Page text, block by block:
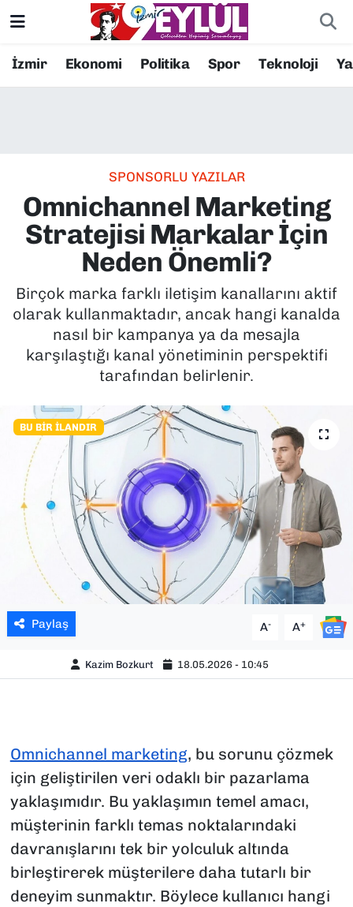
İzmir Ekonomi Politika Spor Teknoloji
SPONSORLU YAZILAR
Omnichannel Marketing
Stratejisi Markalar İçin
Neden Önemli?
Birçok marka farklı iletişim kanallarını aktif
olarak kullanmaktadır, ancak hangi kanalda
nasıl bir kampanya ya da mesajla
karşılaştığı kanal yönetiminin perspektifi
tarafından belirlenir.
BU BIR İLANDIR
Paylaş A- A+
Kazim Bozkurt 18.05.2026 - 10:45
Omnichannel marketing, bu sorunu çözmek
için geliştirilen veri odaklı bir pazarlama
yaklaşımıdır. Bu yaklaşımın temel amacı,
müşterinin farklı temas noktalarındaki
davranışlarını tek bir yolculuk altında
birleştirerek müşterilere daha tutarlı bir
deneyim sunmaktır. Böylece kullanıcı hangi
Resmi İlanlar
EKONOMİ
KÜLTÜR SANAT
MAGAZİN
POLİTİKA
SPOR
TEKNOLOJİ
YAŞAM
YEREL YÖNETİMLER
Konak Nöbetçi Eczaneler
Süper Lig Puan Durumu ve Fikstür
Tüm Manşetler
Son Dakika Haberleri
Haber Arşivi